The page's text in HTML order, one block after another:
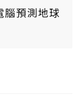
腦預測地球